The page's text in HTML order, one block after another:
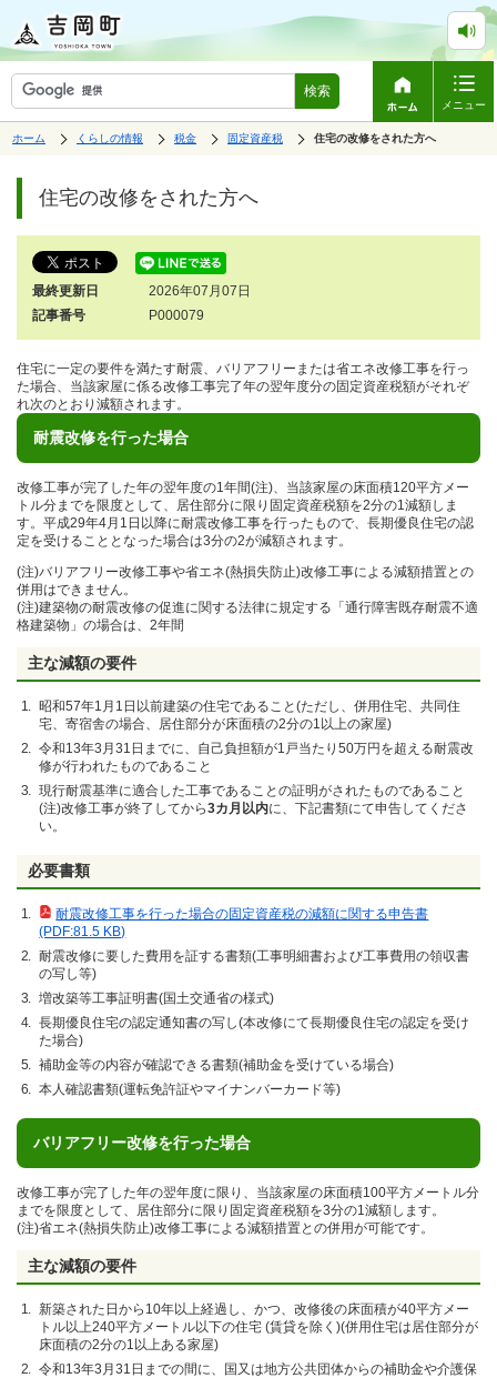
検索
メニュー
表
は、
ホーム
中
くらしの情報
の
中
税金
の
中
固定資産税
の
住宅の改修をされた方へ
す。
ジ
の
す。
住宅の改修をされた方へ
最終更新日
2026年07月07日
記事番号
P000079
住宅に一定の要件を満たす耐震、バリアフリーまたは省エネ改修工事を行っ
た場合、当該家屋に係る改修工事完了年の翌年度分の固定資産税額がそれぞ
れ次のとおり減額されます。
耐震改修を行った場合
改修工事が完了した年の翌年度の1年間(注)、当該家屋の床面積120平方メー
トル分までを限度として、居住部分に限り固定資産税額を2分の1減額しま
す。平成29年4月1日以降に耐震改修工事を行ったもので、長期優良住宅の認
定を受けることとなった場合は3分の2が減額されます。
(注)バリアフリー改修工事や省エネ(熱損失防止)改修工事による減額措置との
併用はできません。
(注)建築物の耐震改修の促進に関する法律に規定する「通行障害既存耐震不適
格建築物」の場合は、2年間
主な減額の要件
昭和57年1月1日以前建築の住宅であること(ただし、併用住宅、共同住
宅、寄宿舎の場合、居住部分が床面積の2分の1以上の家屋)
令和13年3月31日までに、自己負担額が1戸当たり50万円を超える耐震改
修が行われたものであること
現行耐震基準に適合した工事であることの証明がされたものであること
(注)改修工事が終了してから3カ月以内に、下記書類にて申告してくださ
い。
必要書類
耐震改修工事を行った場合の固定資産税の減額に関する申告書
(PDF:81.5 KB)
耐震改修に要した費用を証する書類(工事明細書および工事費用の領収書
の写し等)
増改築等工事証明書(国土交通省の様式)
長期優良住宅の認定通知書の写し(本改修にて長期優良住宅の認定を受け
た場合)
補助金等の内容が確認できる書類(補助金を受けている場合)
本人確認書類(運転免許証やマイナンバーカード等)
バリアフリー改修を行った場合
改修工事が完了した年の翌年度に限り、当該家屋の床面積100平方メートル分
までを限度として、居住部分に限り固定資産税額を3分の1減額します。
(注)省エネ(熱損失防止)改修工事による減額措置との併用が可能です。
主な減額の要件
新築された日から10年以上経過し、かつ、改修後の床面積が40平方メー
トル以上240平方メートル以下の住宅 (賃貸を除く)(併用住宅は居住部分が
床面積の2分の1以上ある家屋)
令和13年3月31日までの間に、国又は地方公共団体からの補助金や介護保